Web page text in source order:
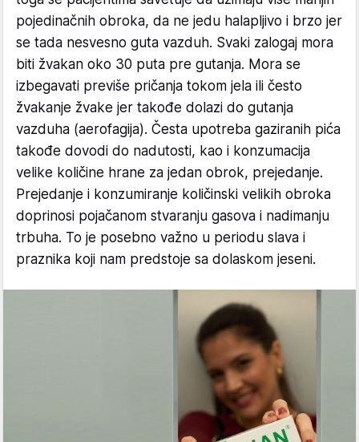
pojedinačnih obroka, da ne jedu halapljivo i brzo jer
se tada nesvesno guta vazduh. Svaki zalogaj mora
biti žvakan oko 30 puta pre gutanja. Mora se
izbegavati previše pričanja tokom jela ili često
žvakanje žvake jer takođe dolazi do gutanja
vazduha (aerofagija). Česta upotreba gaziranih pića
takođe dovodi do nadutosti, kao i konzumacija
velike količine hrane za jedan obrok, prejedanje.
Prejedanje i konzumiranje količinski velikih obroka
doprinosi pojačanom stvaranju gasova i nadimanju
trbuha. To je posebno važno u periodu slava i
praznika koji nam predstoje sa dolaskom jeseni.